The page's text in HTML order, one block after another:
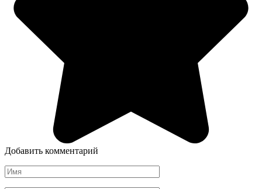
Добавить комментарий
Имя
*